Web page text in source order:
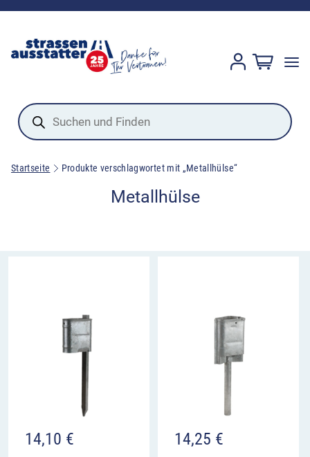
Products
search
Startseite Produkte verschlagwortet mit „Metallhülse“
Metallhülse
14,10 € 14,25 €